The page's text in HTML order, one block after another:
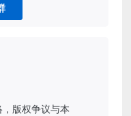
版权争议与本